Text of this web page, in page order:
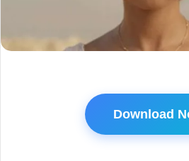
Download